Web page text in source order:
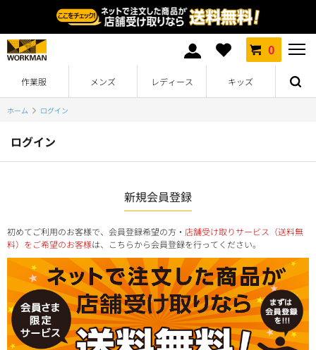
0
作業服 メンズ レディース キッズ
ホーム ログイン
ログイン
新規会員登録
初めてご利用のお客様で、会員登録希望の方・ 店舗受け取りサービス（送料無
料）をご希望のお客様は、こちらから会員登録を行ってください。